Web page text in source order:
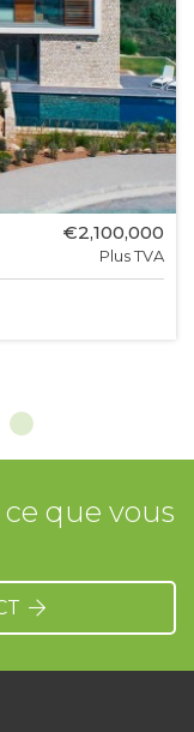
€2,100,000
Plus TVA
que vous